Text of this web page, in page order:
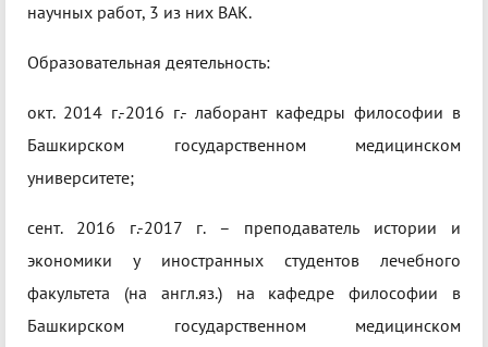
научных работ, 3 из них ВАК.
Образовательная деятельность:
окт. 2014 г.-2016 г.- лаборант кафедры философии в
Башкирском государственном медицинском
университете;
сент. 2016 г.-2017 г. – преподаватель истории и
экономики у иностранных студентов лечебного
факультета (на англ.яз.) на кафедре философии в
Башкирском государственном медицинском